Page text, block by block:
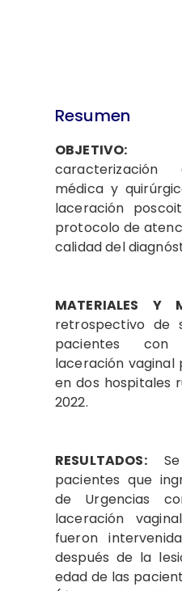
Resumen
OBJETIVO:
caracterización
médica y
laceración
protocolo de
calidad del
MATERIALES Y
retrospectivo de
pacientes
laceración vaginal
en dos hospitales
2022.
RESULTADOS:
pacientes que
de Urgencias
laceración
fueron
después de la
edad de las